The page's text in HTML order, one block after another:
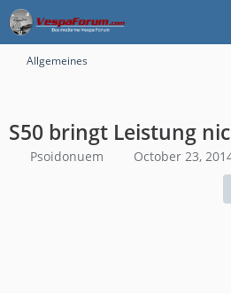
Allgemeines
S50 bringt Leistung
Psoidonuem October 23,